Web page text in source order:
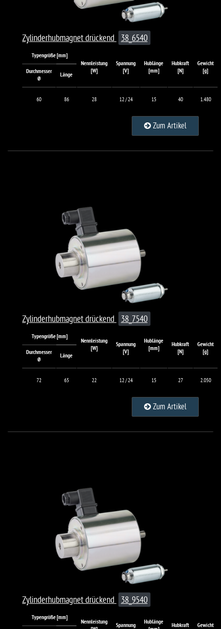
Zylinderhubmagnet drückend 38_6540
Typengröße [mm]
Nennleistung
[W]
Spannung
[V]
Hublänge
[mm]
Hubkraft
[N]
Gewicht
[g]
Durchmesser
Ø
Länge
60 86 28 12 / 24 15 40 1.480
Zum Artikel
Zylinderhubmagnet drückend 38_7540
Typengröße [mm]
Nennleistung
[W]
Spannung
[V]
Hublänge
[mm]
Hubkraft
[N]
Gewicht
[g]
Durchmesser
Ø
Länge
72 65 22 12 / 24 15 27 2.050
Zum Artikel
Zylinderhubmagnet drückend 38_9540
Typengröße [mm]
Nennleistung
Spannung
Hublänge
Hubkraft Gewicht